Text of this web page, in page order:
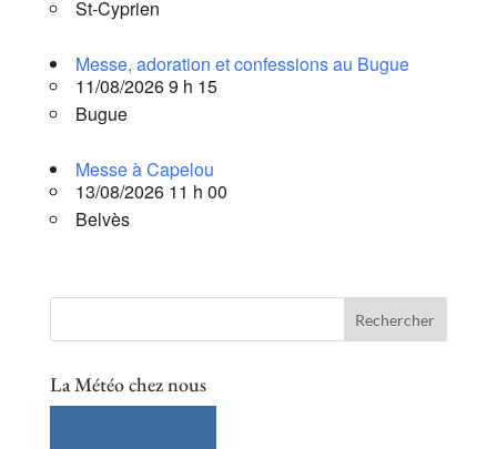
St-Cyprien
Messe, adoration et confessions au Bugue
11/08/2026 9 h 15
Bugue
Messe à Capelou
13/08/2026 11 h 00
Belvès
La Météo chez nous